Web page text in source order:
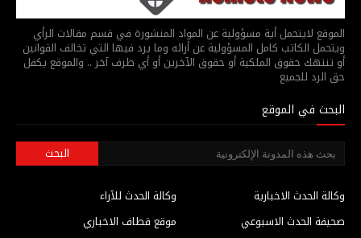
الموقع لايتحمل أية مسؤولية عن المواد المنشورة في قسم مقالات الرأي
ويتحمل الكاتب كامل المسؤولية عن أرائه وما يرد فيها التي تخالف القوانين
أو تنتهك حقوق الملكية أو حقوق الآخرين أو أي طرف آخر .. والموقع يكفل
حق الرد للجميع
البحث في الموقع
وكالة الحدث للآراء
وكالة الحدث الاخبارية
موقع قطاف الاخباري
صحيفة الحدث الاسبوعي